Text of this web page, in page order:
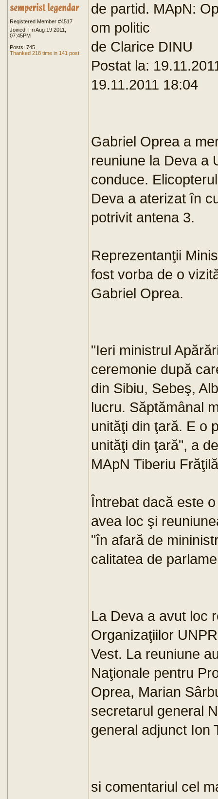
Registered Member #4517
Joined: Fri Aug 19 2011,
07:45PM
Posts: 745
Thanked 218 time in 141 post
de partid. MApN:
om politic
de Clarice DINU
Postat la:
19.11.2011 18:04
Gabriel Oprea a
reuniune la Deva a
conduce.
Deva a aterizat în
potrivit antena 3.
Reprezentanţii
fost vorba de o
Gabriel Oprea.
"Ieri ministrul
ceremonie după
din Sibiu, Sebeş,
lucru. Săptămânal
unităţi din ţară. E o
unităţi din ţară", a
MApN Tiberiu
Întrebat dacă este
avea loc şi
"în afară de
calitatea de
La Deva a avut loc
Organizaţiilor
Vest. La reuniune
Naţionale pentru
Oprea, Marian
secretarul general
general adjunct Ion
si comentariul cel